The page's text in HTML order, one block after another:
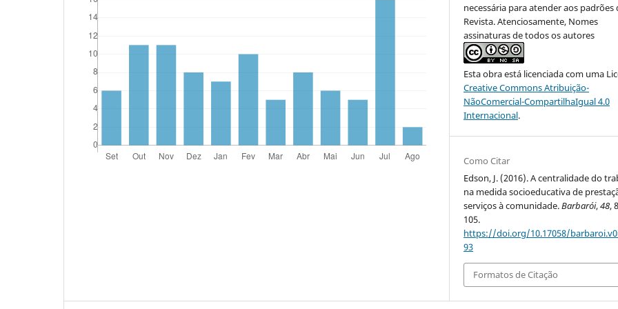
necessária para atender aos padrões
Revista. Atenciosamente, Nomes
assinaturas de todos os autores
Esta obra está licenciada com uma
Creative Commons Atribuição-
NãoComercial-CompartilhaIgual 4.0
Internacional.
Como Citar
Edson, J. (2016). A centralidade do
na medida socioeducativa de
serviços à comunidade.Barbarói,48,
105.
https://doi.org/10.17058/
93
Formatos de Citação